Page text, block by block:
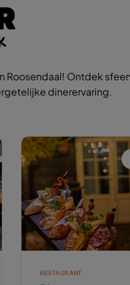
Roosendaal! Ontdek
dinerervaring.
RESTAURANT